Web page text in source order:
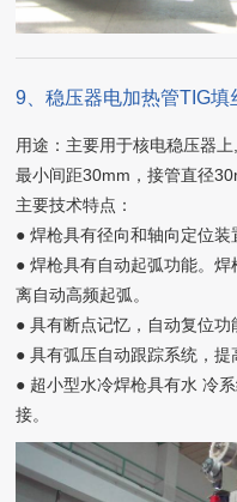
9、稳压器电加热管TIG填
用途：主要用于核电稳压器
最小间距30mm，接管直径
主要技术特点：
● 焊枪具有径向和轴向定位装
● 焊枪具有自动起弧功能。
离自动高频起弧。
● 具有断点记忆，自动复位功
● 具有弧压自动跟踪系统，提
● 超小型水冷焊枪具有水 冷
接。